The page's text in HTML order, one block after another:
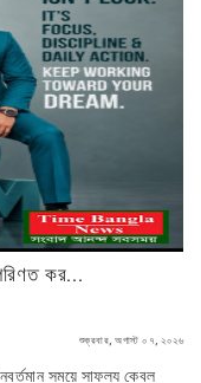
কর...
শুক্রবার, অগাস্ট ০৭, ২০২৬
সময়ে সাফল্য কেবল